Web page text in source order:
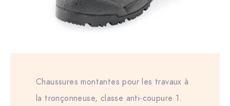
Chaussures montantes pour les travaux à
la tronçonneuse, classe anti-coupure 1.